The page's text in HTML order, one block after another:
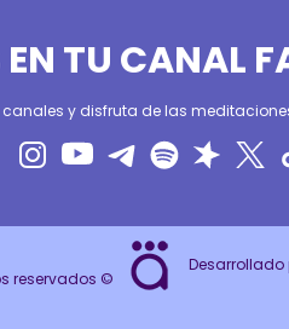
TU CANAL
canales y disfruta de las
reservados ©
Desarrollado